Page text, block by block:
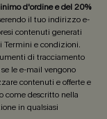
d'ordine e del 20%
il tuo indirizzo e-
contenuti generati
Termini e condizioni.
di tracciamento
le e-mail vengono
contenuti e offerte e
come descritto nella
in qualsiasi